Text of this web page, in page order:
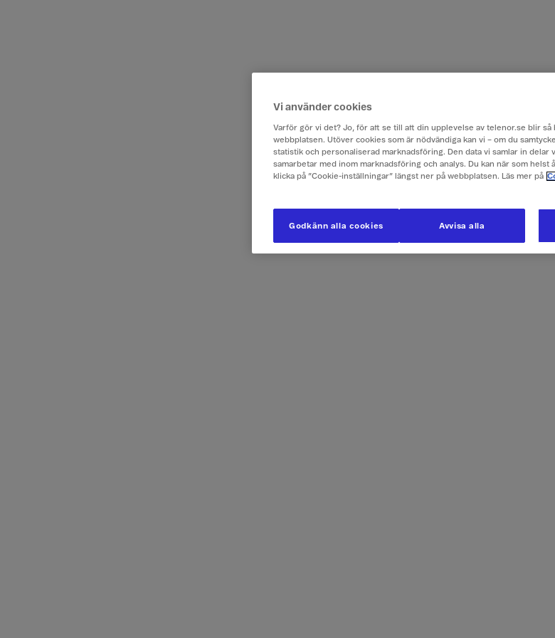
Vi använder cookies
Varför gör vi det? Jo, för att se till att din upplevelse av telenor.se blir
webbplatsen. Utöver cookies som är nödvändiga kan vi – om du
statistik och personaliserad marknadsföring. Den data vi samlar in delar
samarbetar med inom marknadsföring och analys. Du kan när som helst
klicka på ”Cookie-inställningar” längst ner på webbplatsen. Läs mer på
Avvisa alla
Godkänn alla cookies